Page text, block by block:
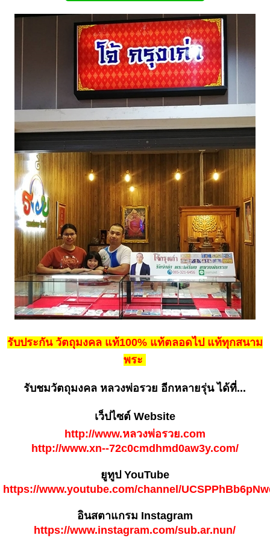
รับประกัน วัตถุมงคล แท้100% แท้ตลอดไป แท้ทุกสนาม
พระ
รับชมวัตถุมงคล หลวงพ่อรวย อีกหลายรุ่น ได้ที่...
เว็ปไซต์ Website
http://www.หลวงพ่อรวย.com
http://www.xn--72c0cmdhmd0aw3y.com/
ยูทูป YouTube
https://www.youtube.com/channel/
อินสตาแกรม Instagram
https://www.instagram.com/sub.ar.nun/